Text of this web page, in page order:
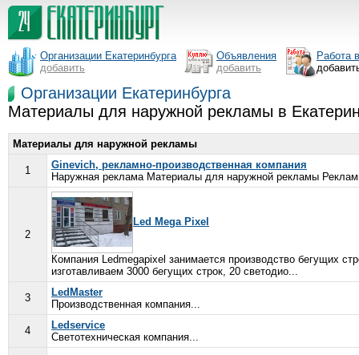
Организации Екатеринбурга
добавить
Объявления
добавить
Работа
Организации Екатеринбурга
Материалы для наружной рекламы в
Материалы для наружной рекламы
1
Ginevich, рекламно-производственная компания
Наружная реклама Материалы для наружной рекламы
2
Led Mega Pixel
Компания Ledmegapixel занимается производство бегущих
изготавливаем 3000 бегущих строк, 20 светодио...
3
LedMaster
Производственная компания...
4
Ledservice
Светотехническая компания...